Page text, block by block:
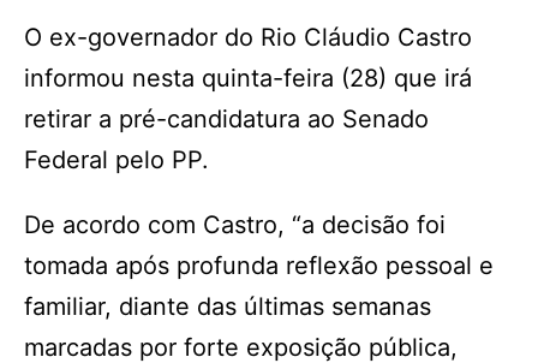
O ex-governador do Rio Cláudio Castro
informou nesta quinta-feira (28) que irá
retirar a pré-candidatura ao Senado
Federal pelo PP.
De acordo com Castro, “a decisão foi
tomada após profunda reflexão pessoal e
familiar, diante das últimas semanas
marcadas por forte exposição pública,